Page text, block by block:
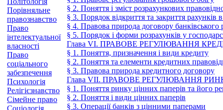
Порівняльне
правознавство
Право
інтелектуальної
власності
Право
соціального
забезпечення
Психологія
Релігієзнавство
Сімейне право
Соціологія
§ 2. Поняття і зміст розрахункових
§ 3. Порядок відкриття та закриття рахунків
§ 4. Правова природа договору банківського
§ 5. Порядок і форми розрахунків у
Глава VI. ПРАВОВЕ РЕГУЛЮВАННЯ
§ 1. Поняття, призначення і види кредиту
§ 2. Поняття та елементи кредитних
§ 3. Правова природа кредитного договору
Глава VII. ПРАВОВЕ РЕГУЛЮВАННЯ
§ 1. Поняття ринку цінних паперів та його
§ 2. Поняття і види цінних паперів
§ 3. Операції банків з цінними паперами